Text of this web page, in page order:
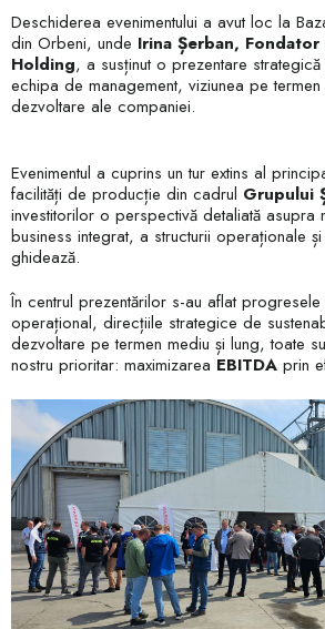
Deschiderea evenimentului a avut loc la
din Orbeni, unde Irina Șerban,
Holding, a susținut o prezentare
echipa de management, viziunea pe
dezvoltare ale companiei.
Evenimentul a cuprins un tur extins al
facilități de producție din cadrul Grupului
investitorilor o perspectivă detaliată asupra
business integrat, a structurii operaționale
ghidează.
În centrul prezentărilor s-au aflat
operațional, direcțiile strategice de
dezvoltare pe termen mediu și lung, toate
nostru prioritar: maximizarea EBITDA prin